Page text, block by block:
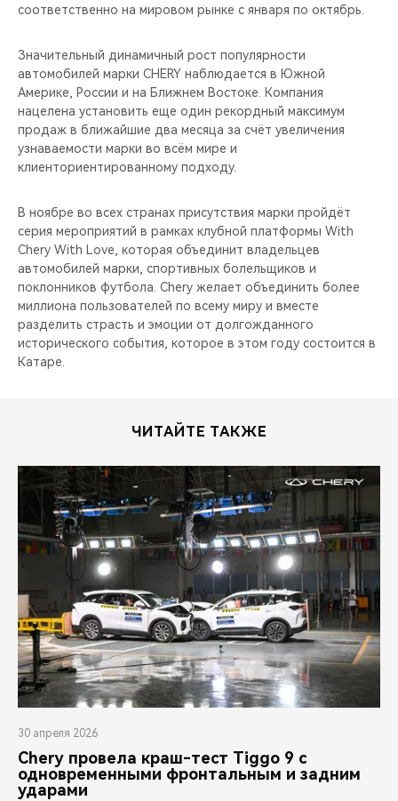
соответственно на мировом рынке с января по октябрь.
Значительный динамичный рост популярности
автомобилей марки CHERY наблюдается в Южной
Америке, России и на Ближнем Востоке. Компания
нацелена установить еще один рекордный максимум
продаж в ближайшие два месяца за счёт увеличения
узнаваемости марки во всём мире и
клиенториентированному подходу.
В ноябре во всех странах присутствия марки пройдёт
серия мероприятий в рамках клубной платформы With
Chery With Love, которая объединит владельцев
автомобилей марки, спортивных болельщиков и
поклонников футбола. Chery желает объединить более
миллиона пользователей по всему миру и вместе
разделить страсть и эмоции от долгожданного
исторического события, которое в этом году состоится в
Катаре.
ЧИТАЙТЕ ТАКЖЕ
30 апреля 2026
Chery провела краш-тест Tiggo 9 с
одновременными фронтальным и задним
ударами